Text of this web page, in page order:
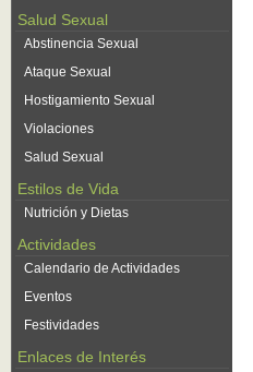
Salud Sexual
Abstinencia Sexual
Ataque Sexual
Hostigamiento Sexual
Violaciones
Salud Sexual
Estilos de Vida
Nutrición y Dietas
Actividades
Calendario de Actividades
Eventos
Festividades
Enlaces de Interés